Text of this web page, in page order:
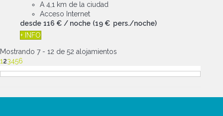
A 4,1 km de la ciudad
Acceso Internet
desde 116 € / noche (19 € pers./noche)
+ INFO
Mostrando 7 - 12 de 52 alojamientos
123456